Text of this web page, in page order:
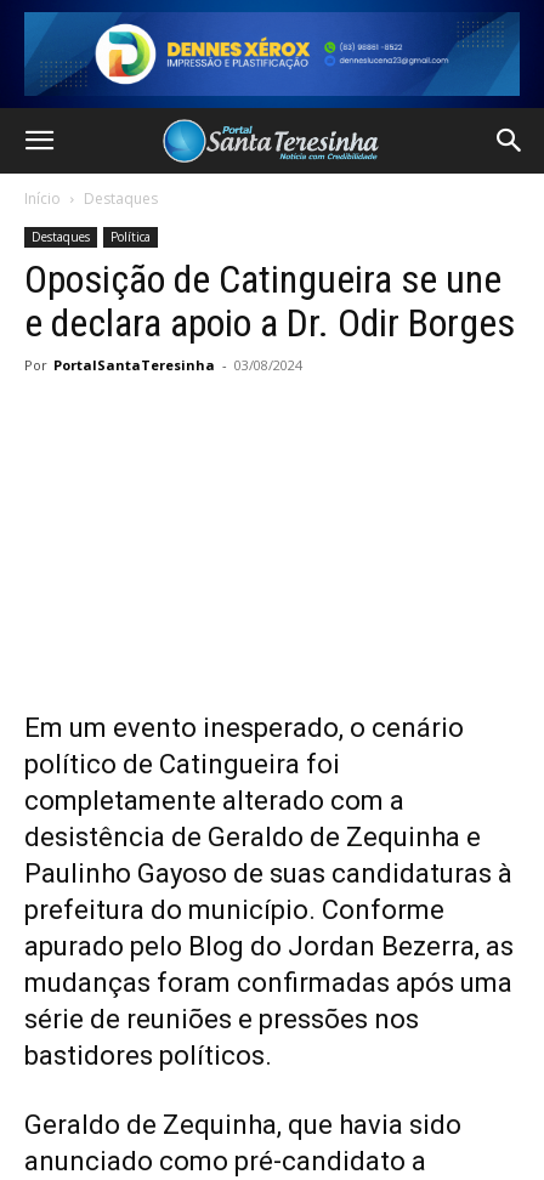
Início Destaques
Destaques Política
Oposição de Catingueira se une
e declara apoio a Dr. Odir Borges
Por PortalSantaTeresinha - 03/08/2024
Em um evento inesperado, o cenário
político de Catingueira foi
completamente alterado com a
desistência de Geraldo de Zequinha e
Paulinho Gayoso de suas candidaturas à
prefeitura do município. Conforme
apurado pelo Blog do Jordan Bezerra, as
mudanças foram confirmadas após uma
série de reuniões e pressões nos
bastidores políticos.
Geraldo de Zequinha, que havia sido
anunciado como pré-candidato a